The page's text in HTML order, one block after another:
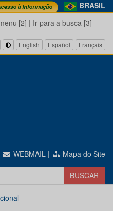
BRASIL
[2] | Ir para a busca [3]
English Español Français
WEBMAIL | Mapa do Site